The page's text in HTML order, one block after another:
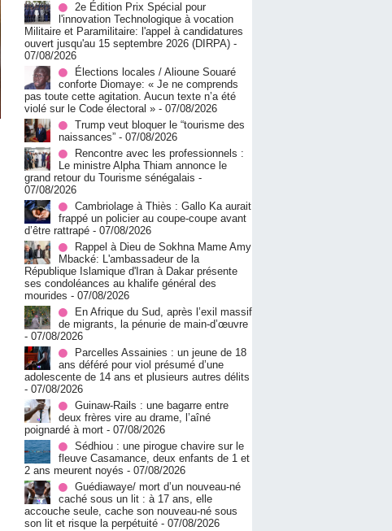
2e Édition Prix Spécial pour
l'innovation Technologique à vocation
Militaire et Paramilitaire: l'appel à candidatures
ouvert jusqu'au 15 septembre 2026 (DIRPA) -
07/08/2026
Élections locales / Alioune Souaré
conforte Diomaye: « Je ne comprends
pas toute cette agitation. Aucun texte n’a été
violé sur le Code électoral » - 07/08/2026
Trump veut bloquer le “tourisme des
naissances” - 07/08/2026
Rencontre avec les professionnels :
Le ministre Alpha Thiam annonce le
grand retour du Tourisme sénégalais -
07/08/2026
Cambriolage à Thiès : Gallo Ka aurait
frappé un policier au coupe-coupe avant
d’être rattrapé - 07/08/2026
Rappel à Dieu de Sokhna Mame Amy
Mbacké: L'ambassadeur de la
République Islamique d'Iran à Dakar présente
ses condoléances au khalife général des
mourides - 07/08/2026
En Afrique du Sud, après l’exil massif
de migrants, la pénurie de main-d’œuvre
- 07/08/2026
Parcelles Assainies : un jeune de 18
ans déféré pour viol présumé d’une
adolescente de 14 ans et plusieurs autres délits
- 07/08/2026
Guinaw-Rails : une bagarre entre
deux frères vire au drame, l’aîné
poignardé à mort - 07/08/2026
Sédhiou : une pirogue chavire sur le
fleuve Casamance, deux enfants de 1 et
2 ans meurent noyés - 07/08/2026
Guédiawaye/ mort d’un nouveau-né
caché sous un lit : à 17 ans, elle
accouche seule, cache son nouveau-né sous
son lit et risque la perpétuité - 07/08/2026